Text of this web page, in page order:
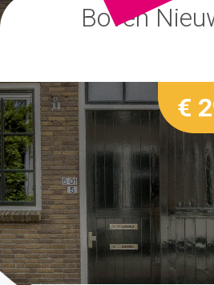
Boven
€